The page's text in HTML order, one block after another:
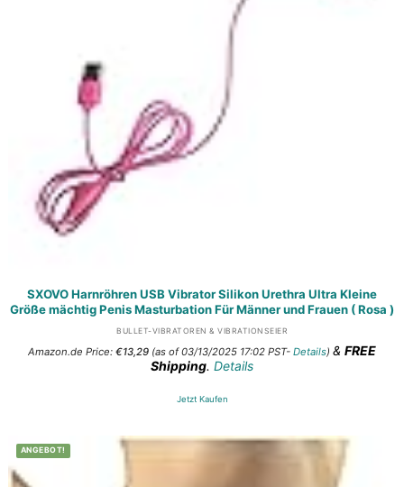
SXOVO Harnröhren USB Vibrator Silikon Urethra Ultra Kleine
Größe mächtig Penis Masturbation Für Männer und Frauen ( Rosa )
BULLET-VIBRATOREN & VIBRATIONSEIER
Amazon.de Price: €13,29 (as of 03/13/2025 17:02 PST- Details) & FREE
Shipping. Details
Jetzt Kaufen
ANGEBOT!